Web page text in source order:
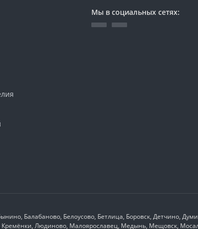
Мы в социальных сетях:
Балабаново, Белоусово, Бетлица, Боровск, Детчино,
Кремёнки, Людиново, Малоярославец, Медынь, Мещовск,